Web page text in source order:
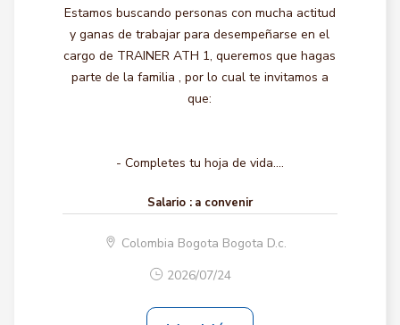
Estamos buscando personas con mucha actitud
y ganas de trabajar para desempeñarse en el
cargo de TRAINER ATH 1, queremos que hagas
parte de la familia , por lo cual te invitamos a
que:
- Completes tu hoja de vida....
Salario : a convenir
Colombia Bogota Bogota D.c.
2026/07/24